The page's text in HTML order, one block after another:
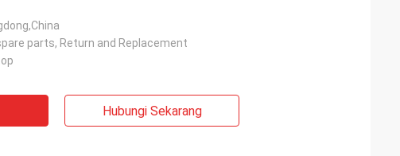
parts, Return and Replacement
Hubungi Sekarang